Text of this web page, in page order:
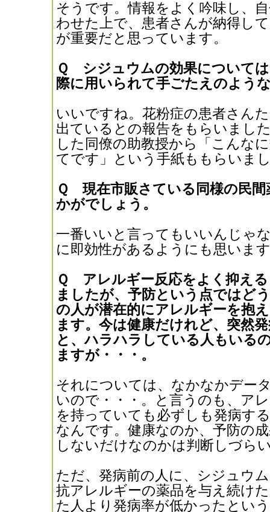
そうです。情報をよく吟味し、
わせた上で、患者さんが納得し
が重要だと思っています。
Ｑ シジュウムの効果について
際に用いられて手ごたえのよう
いいですね。花粉症の患者さん
出ているとの報告をもらいまし
した同僚の助教授から「こんな
てです」という手紙ももらいま
Ｑ 現在市販さている同様の民
かがでしょう。
一番いいと言ってもいいんじゃ
に即効性があるようにも思いま
Ｑ アレルギー反応をよく抑え
ましたが、予防という点ではど
の人が潜在的にアレルギーを抱
ます。今は健康だけれど、突然
と、ハラハラしている人もいる
ますが・・・。
それについては、なかなかデー
いので・・・。と言うのも、ア
を持っていても必ずしも発病す
なんです。健康なのか、予防の
しないだけなのかは判断しづら
ただ、発病前の人に、シジュウ
抗アレルギーの薬品を与え続け
た人より発病率が低かったとい